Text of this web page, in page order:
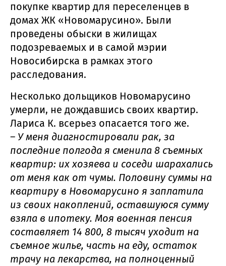
покупке квартир для переселенцев в
домах ЖК «Новомарусино». Были
проведены обыски в жилищах
подозреваемых и в самой мэрии
Новосибирска в рамках этого
расследования.
Несколько дольщиков Новомарусино
умерли, не дождавшись своих квартир.
Лариса К. всерьез опасается того же.
– У меня диагностировали рак, за
последние полгода я сменила 8 съемных
квартир: их хозяева и соседи шарахались
от меня как от чумы. Половину суммы на
квартиру в Новомарусино я заплатила
из своих накоплений, оставшуюся сумму
взяла в ипотеку. Моя военная пенсия
составляет 14 800, 8 тысяч уходит на
съемное жилье, часть на еду, остаток
трачу на лекарства, на полноценный